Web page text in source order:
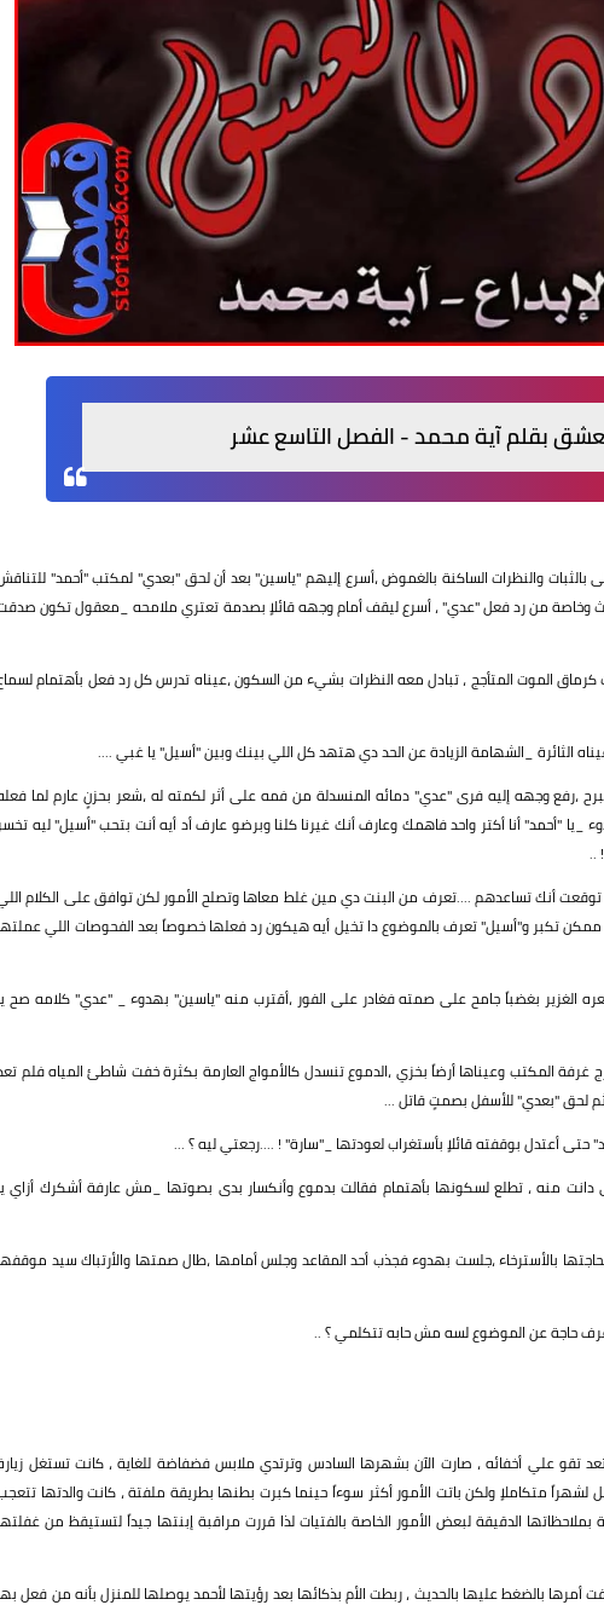
بقلم آية محمد - الفصل التاسع عشر
والنظرات الساكنة بالغموض ،أسرع إليهم "ياسين" بعد أن لحق "بعدي" لمكتب "أحمد"
وخاصة من رد فعل "عدي" ، أسرع ليقف أمام وجهه قائلاٍ بصدمة تعتري ملامحه _معقول تكون
الموت المتأجج ، تبادل معه النظرات بشيء من السكون ،عيناه تدرس كل رد فعل بأهتمام
الثائرة _الشهامة الزيادة عن الحد دي هتهد كل اللي بينك وبين "أسيل" يا غبي ....
،رفع وجهه إليه فرى "عدي" دمائه المنسدلة من فمه على أثر لكمته له ،شعر بحزنٍ عارم لما
"أحمد" أنا أكتر واحد فاهمك وعارف أنك غيرنا كلنا وبرضو عارف أد أيه أنت بتحب "أسيل" ليه
..
أنك تساعدهم ....تعرف من البنت دي مين غلط معاها وتصلح الأمور لكن توافق على الكلام
ممكن تكبر و"أسيل" تعرف بالموضوع دا تخيل أيه هيكون رد فعلها خصوصاً بعد الفحوصات اللي
الغزير بغضباً جامح على صمته فغادر على الفور ،أقترب منه "ياسين" بهدوء _ "عدي" كلامه صح
غرفة المكتب وعيناها أرضاً بخزي ،الدموع تنسدل كالأمواج العارمة بكثرة خفت شاطئ المياه فلم
لحق "بعدي" للأسفل بصمتٍ قاتل ...
أعتدل بوقفته قائلاٍ بأستغراب لعودتها _"سارة" ! ....رجعتي ليه ؟ ...
منه ، تطلع لسكونها بأهتمام فقالت بدموع وأنكسار بدى بصوتها _مش عارفة أشكرك أزاي
بالأسترخاء ،جلست بهدوء فجذب أحد المقاعد وجلس أمامها ،طال صمتها والأرتباك سيد
حاجة عن الموضوع لسه مش حابه تتكلمي ؟ ..
تقو علي أخفائه ، صارت الآن بشهرها السادس وترتدي ملابس فضفاضة للغاية ، كانت تستغل
متكاملاٍ ولكن باتت الأمور أكثر سوءاً حينما كبرت بطنها بطريقة ملفتة ، كانت والدتها
الدقيقة لبعض الأمور الخاصة بالفتيات لذا قررت مراقبة إبنتها جيداً لتستيقظ من
بالضغط عليها بالحديث ، ربطت الأم بذكائها بعد رؤيتها لأحمد يوصلها للمنزل بأنه من فعل